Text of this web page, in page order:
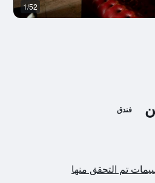
فندق
1/52